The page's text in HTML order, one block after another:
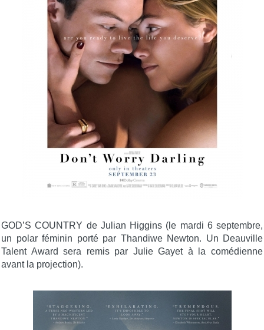
GOD’S COUNTRY de Julian Higgins (le mardi 6 septembre,
un polar féminin porté par Thandiwe Newton. Un Deauville
Talent Award sera remis par Julie Gayet à la comédienne
avant la projection).